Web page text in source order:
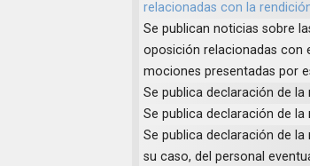
relacionadas con la
Se publican noticias sobre
oposición relacionadas con
mociones presentadas por
Se publica declaración de la
Se publica declaración de
Se publica declaración de
su caso, del personal